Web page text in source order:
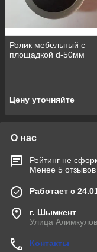
Ролик мебельный с
площадкой d-50мм
Цену уточняйте
О нас
Рейтинг не
Менее 5
Работает с
г. Шымкент
Улица
Контакты